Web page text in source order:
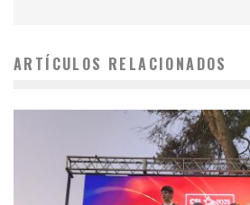
ARTÍCULOS RELACIONADOS